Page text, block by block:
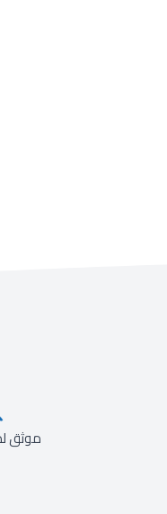
موثق